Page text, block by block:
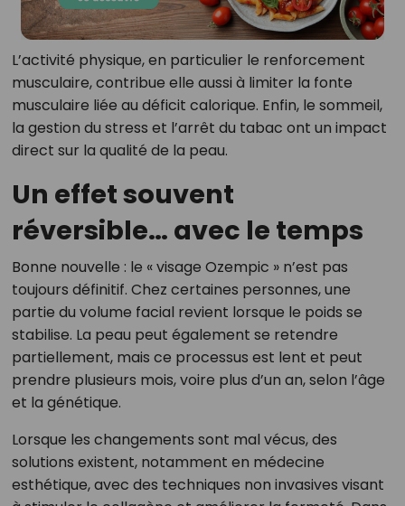
L’activité physique, en particulier le renforcement
musculaire, contribue elle aussi à limiter la fonte
musculaire liée au déficit calorique. Enfin, le sommeil,
la gestion du stress et l’arrêt du tabac ont un impact
direct sur la qualité de la peau.
Un effet souvent
réversible… avec le temps
Bonne nouvelle : le « visage Ozempic » n’est pas
toujours définitif. Chez certaines personnes, une
partie du volume facial revient lorsque le poids se
stabilise. La peau peut également se retendre
partiellement, mais ce processus est lent et peut
prendre plusieurs mois, voire plus d’un an, selon l’âge
et la génétique.
Lorsque les changements sont mal vécus, des
solutions existent, notamment en médecine
esthétique, avec des techniques non invasives visant